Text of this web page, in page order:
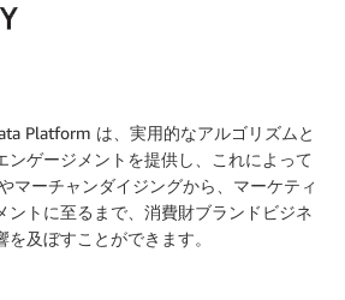
Platform は、実用的なアルゴリズムと
ンゲージメントを提供し、これによって
マーチャンダイジングから、マーケティ
ントに至るまで、消費財ブランドビジネ
及ぼすことができます。